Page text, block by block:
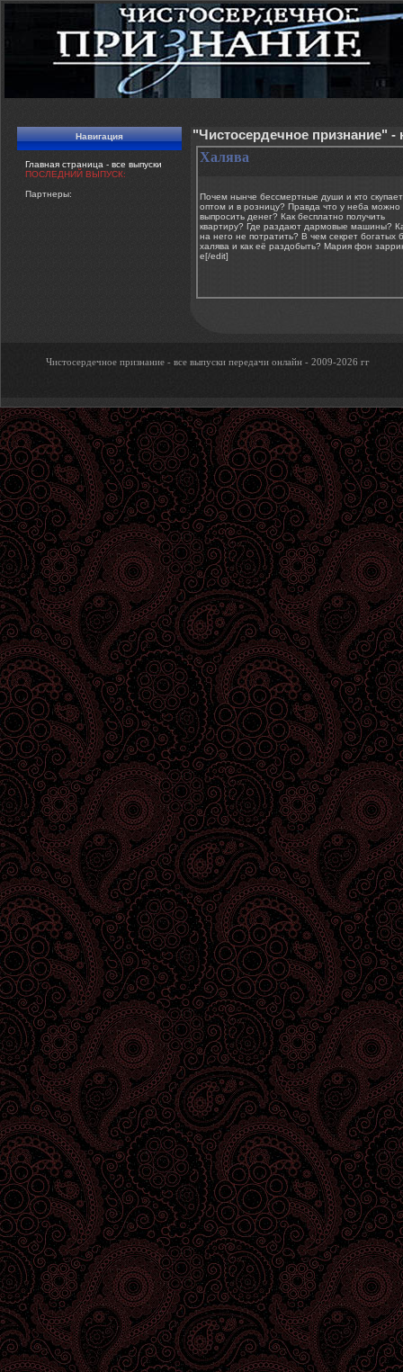
Навигация
Главная страница - все выпуски
ПОСЛЕДНИЙ ВЫПУСК:
Партнеры:
"Чистосердечное признание"
Халява
Почем нынче бессмертные души и кто
оптом и в розницу? Правда что у неба можно
выпросить денег? Как бесплатно получить
квартиру? Где раздают дармовые машины?
на него не потратить? В чем секрет богатых
халява и как её раздобыть? Мария фон
e[/edit]
Чистосердечное признание - все выпуски передачи онлайн - 2009-2026 гг